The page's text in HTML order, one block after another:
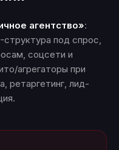
агентство»:
под спрос,
соцсети и
агрегаторы при
ретаргетинг, лид-